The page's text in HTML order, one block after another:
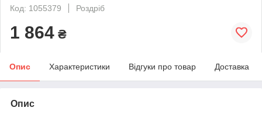
Код: 1055379
Роздріб
1 864 ₴
Опис Характеристики Відгуки про товар Доставка
Опис